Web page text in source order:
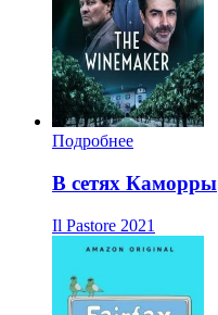
Подробнее
В сетях Каморры
Il Pastore 2021